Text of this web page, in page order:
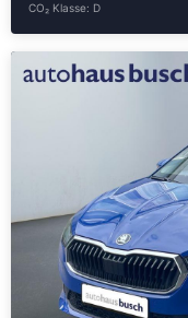
CO₂ Klasse: D